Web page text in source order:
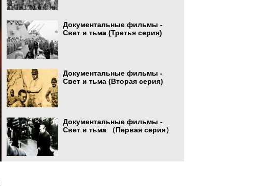
Документальные фильмы -
Свет и тьма (Третья серия)
Документальные фильмы -
Свет и тьма (Вторая серия)
Документальные фильмы -
Свет и тьма （Первая серия）